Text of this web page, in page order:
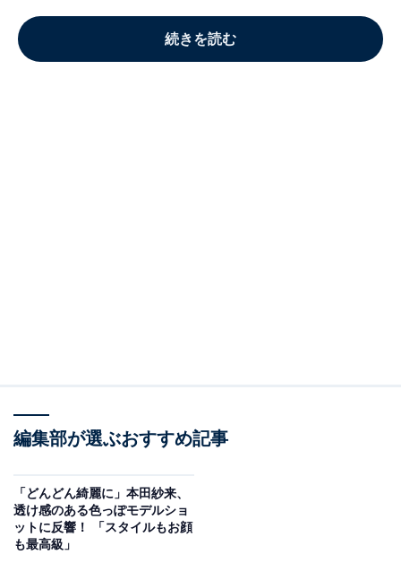
続きを読む
編集部が選ぶおすすめ記事
「どんどん綺麗に」本田紗来、
透け感のある色っぽモデルショ
ットに反響！ 「スタイルもお顔
も最高級」